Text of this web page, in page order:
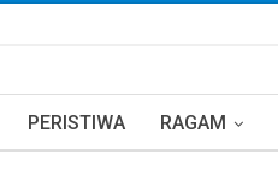
PERISTIWA RAGAM